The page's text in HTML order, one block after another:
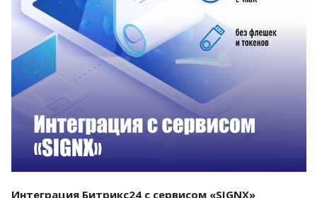
Смотреть проект
Интеграция Битрикс24 с сервисом «SIGNX»